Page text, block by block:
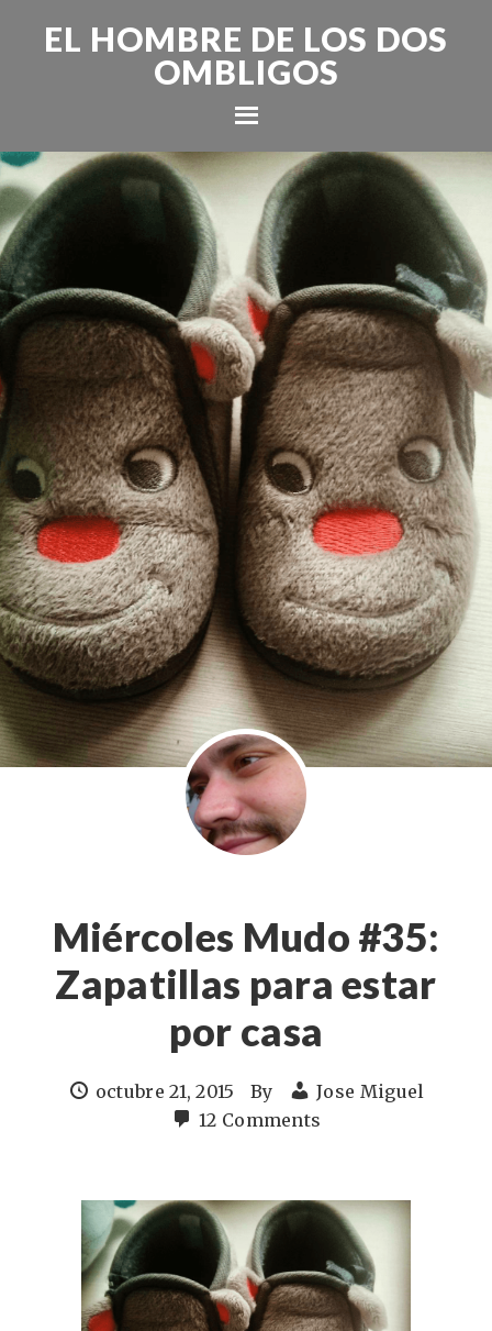
EL HOMBRE DE LOS DOS
OMBLIGOS
Miércoles Mudo #35:
Zapatillas para estar
por casa
octubre 21, 2015 By
Jose Miguel
12 Comments